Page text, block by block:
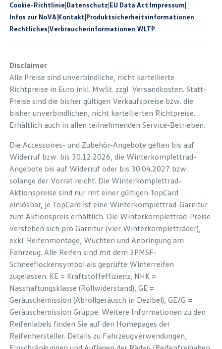
Cookie-Richtlinie|Datenschutz|EU Data Act|Impressum|
Infos zur NoVA|Kontakt|Produkt­sicherheits­informationen|
Rechtliches|Verbraucherinformationen|WLTP
Disclaimer
Alle Preise sind unverbindliche, nicht kartellierte
Richtpreise in Euro inkl. MwSt. zzgl. Versandkosten. Statt-
Preise sind die bisher gültigen Verkaufspreise bzw. die
bisher unverbindlichen, nicht kartellierten Richtpreise.
Erhältlich auch in allen teilnehmenden Service-Betrieben.
Die Accessoires- und Zubehör-Angebote gelten bis auf
Widerruf bzw. bis 30.12.2026, die Winterkomplettrad-
Angebote bis auf Widerruf oder bis 30.04.2027 bzw.
solange der Vorrat reicht. Die Winterkomplettrad-
Aktionspreise sind nur mit einer gültigen TopCard
einlösbar, je TopCard ist eine Winterkomplettrad-Garnitur
zum Aktionspreis erhältlich. Die Winterkomplettrad-Preise
verstehen sich pro Garnitur (vier Winterkompletträder),
exkl. Reifenmontage, Wuchten und Anbringung am
Fahrzeug. Alle Reifen sind mit dem 3PMSF-
Schneeflockensymbol als geprüfte Winterreifen
zugelassen. KE = Kraftstoffeffizienz, NHK =
Nasshaftungsklasse (Rollwiderstand), GE =
Geräuschemission (Abrollgeräusch in Dezibel), GE/G =
Geräuschemission Gruppe. Weitere Informationen zu den
Reifenlabels finden Sie auf den Homepages der
Reifenhersteller. Details zu Fahrzeugverwendungen,